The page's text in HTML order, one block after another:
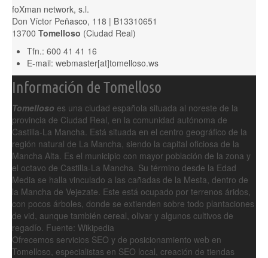
foXman network, s.l.
Don Víctor Peñasco, 118 | B13310651
13700 Tomelloso (Ciudad Real)
Tfn.: 600 41 41 16
E-mail: webmaster[at]tomelloso.ws
Información de Tomelloso
Tomelloso es una ciudad española situada al noreste de la
provincia de Ciudad Real, en la comunidad autónoma de
Castilla-La Mancha. Está situada en el centro geográfico de la
región natural de La Mancha, siendo la capital oficiosa de la
Mancha Alta. Es el municipio con mayor población de la zona y
el octavo de Castilla-La Mancha. Su término desde la Edad
Media se halla vinculado a las cañadas de la Mesta, dentro de
la Mancha de Vejezate. Este está ocupado por terrenos áridos,
con pocos árboles, donde se extienden sobre todo plantaciones
de vid, aunque también cereal, olivar y algunos cultivos de
regadío. Fuente: Wikipedia
Ofrecemos servicios SEO y de posicionamiento web en
Tomelloso, especialistas en SEO local, creación de tiendas